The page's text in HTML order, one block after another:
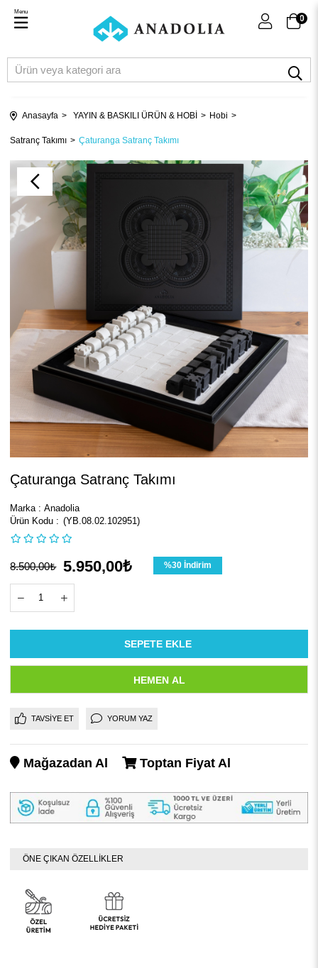
0
Menu
Anasayfa YAYIN & BASKILI ÜRÜN & HOBİ Hobi
Satranç Takımı Çaturanga Satranç Takımı
Çaturanga Satranç Takımı
Marka : Anadolia
(YB.08.02.102951)
8.500,00₺ 5.950,00₺ %30 İndirim
TAVSIYE ET YORUM YAZ
Mağazadan Al Toptan Fiyat Al
ÖNE ÇIKAN ÖZELLİKLER